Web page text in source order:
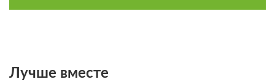
Лучше вместе